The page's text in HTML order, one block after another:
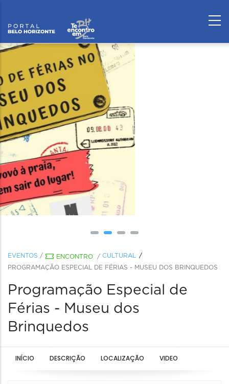
EVENTOS / ENCONTRO / CULTURAL
PROGRAMAÇÃO ESPECIAL DE FÉRIAS - MUSEU DOS BRINQUEDOS
Programação Especial de
Férias - Museu dos
Brinquedos
INÍCIO DESCRIÇÃO LOCALIZAÇÃO VIDEO